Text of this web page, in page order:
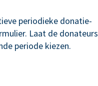
periodieke donatie-
Laat de donateurs
periode kiezen.